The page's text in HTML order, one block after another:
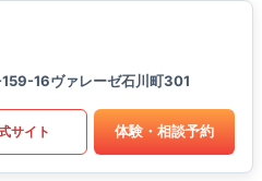
16ヴァレーゼ石川町301
サイト 体験・相談予約